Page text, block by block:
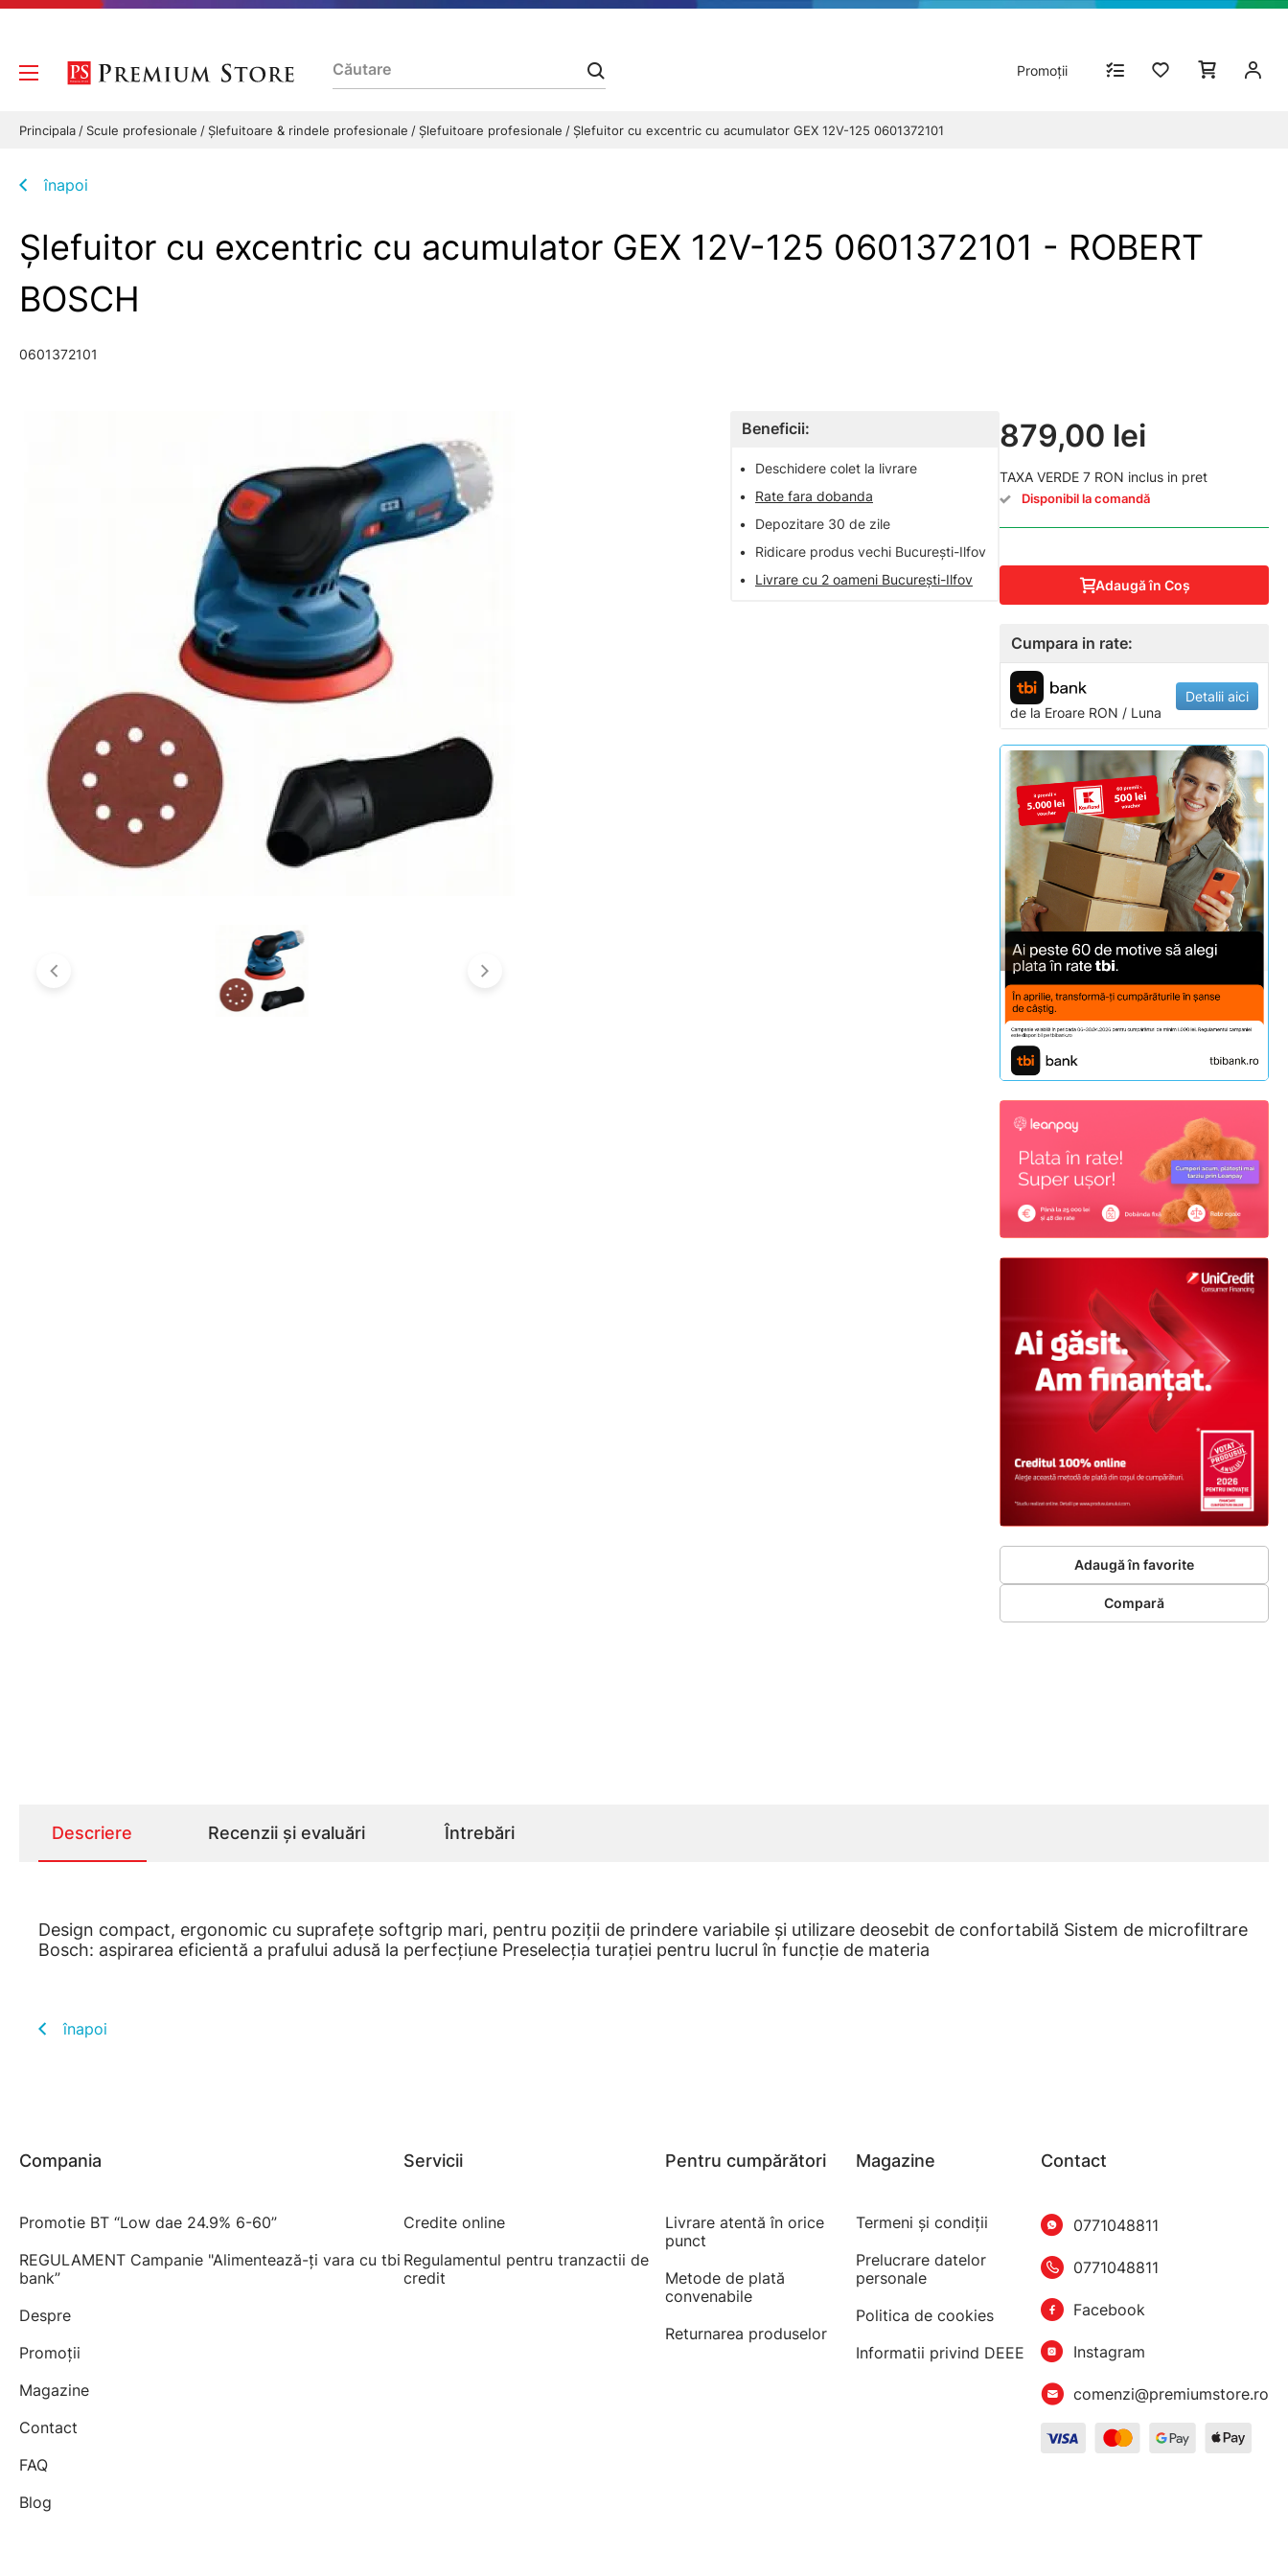
Promoții
Principala Scule profesionale Şlefuitoare & rindele profesionale Şlefuitoare profesionale Şlefuitor cu excentric cu acumulator GEX 12V-125 0601372101
înapoi
Şlefuitor cu excentric cu acumulator GEX 12V-125 0601372101 - ROBERT
BOSCH
0601372101
Beneficii:
•
Deschidere colet la livrare
•
Rate fara dobanda
•
Depozitare 30 de zile
•
Ridicare produs vechi București-Ilfov
•
Livrare cu 2 oameni București-Ilfov
879,00 lei
TAXA VERDE 7 RON inclus in pret
Disponibil la comandă
Adaugă în Coş
Cumpara in rate:
de la Eroare RON / Luna
Detalii aici
Adaugă în favorite
Compară
Descriere Recenzii și evaluări Întrebări
Design compact, ergonomic cu suprafeţe softgrip mari, pentru poziţii de prindere variabile şi utilizare deosebit de confortabilă Sistem de microfiltrare
Bosch: aspirarea eficientă a prafului adusă la perfecţiune Preselecţia turaţiei pentru lucrul în funcţie de materia
înapoi
Compania
Promotie BT “Low dae 24.9% 6-60”
REGULAMENT Campanie "Alimentează-ți vara cu tbi
bank”
Despre
Promoții
Magazine
Contact
FAQ
Blog
Servicii
Credite online
Regulamentul pentru tranzactii de
credit
Pentru cumpărători
Livrare atentă în orice
punct
Metode de plată
convenabile
Returnarea produselor
Magazine
Termeni şi condiţii
Prelucrare datelor
personale
Politica de cookies
Informatii privind DEEE
Contact
0771048811
0771048811
Facebook
Instagram
comenzi@premiumstore.ro